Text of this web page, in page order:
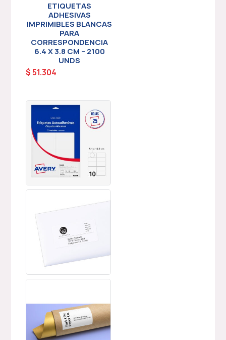
ETIQUETAS
ADHESIVAS
IMPRIMIBLES BLANCAS
PARA
CORRESPONDENCIA
6.4 X 3.8 CM – 2100
UNDS
$51.304